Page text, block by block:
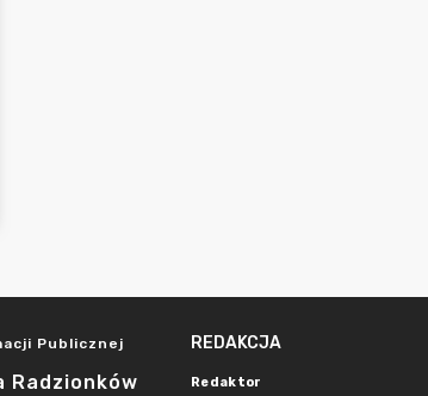
Publicznej
Radzionków
REDAKCJA
Redaktor